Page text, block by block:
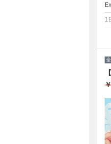
1
•
4.